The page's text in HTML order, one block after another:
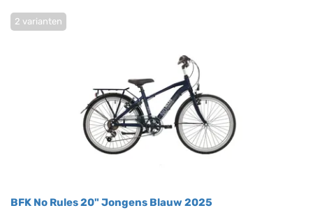
BFK No Rules 20" Jongens Blauw 2025
2 varianten